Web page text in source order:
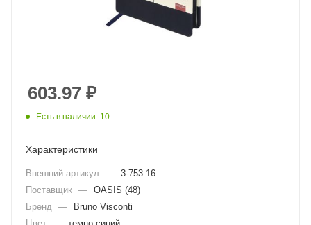
603.97 ₽
Есть в наличии: 10
Характеристики
Внешний артикул — 3-753.16
Поставщик — OASIS (48)
Бренд
—
Bruno Visconti